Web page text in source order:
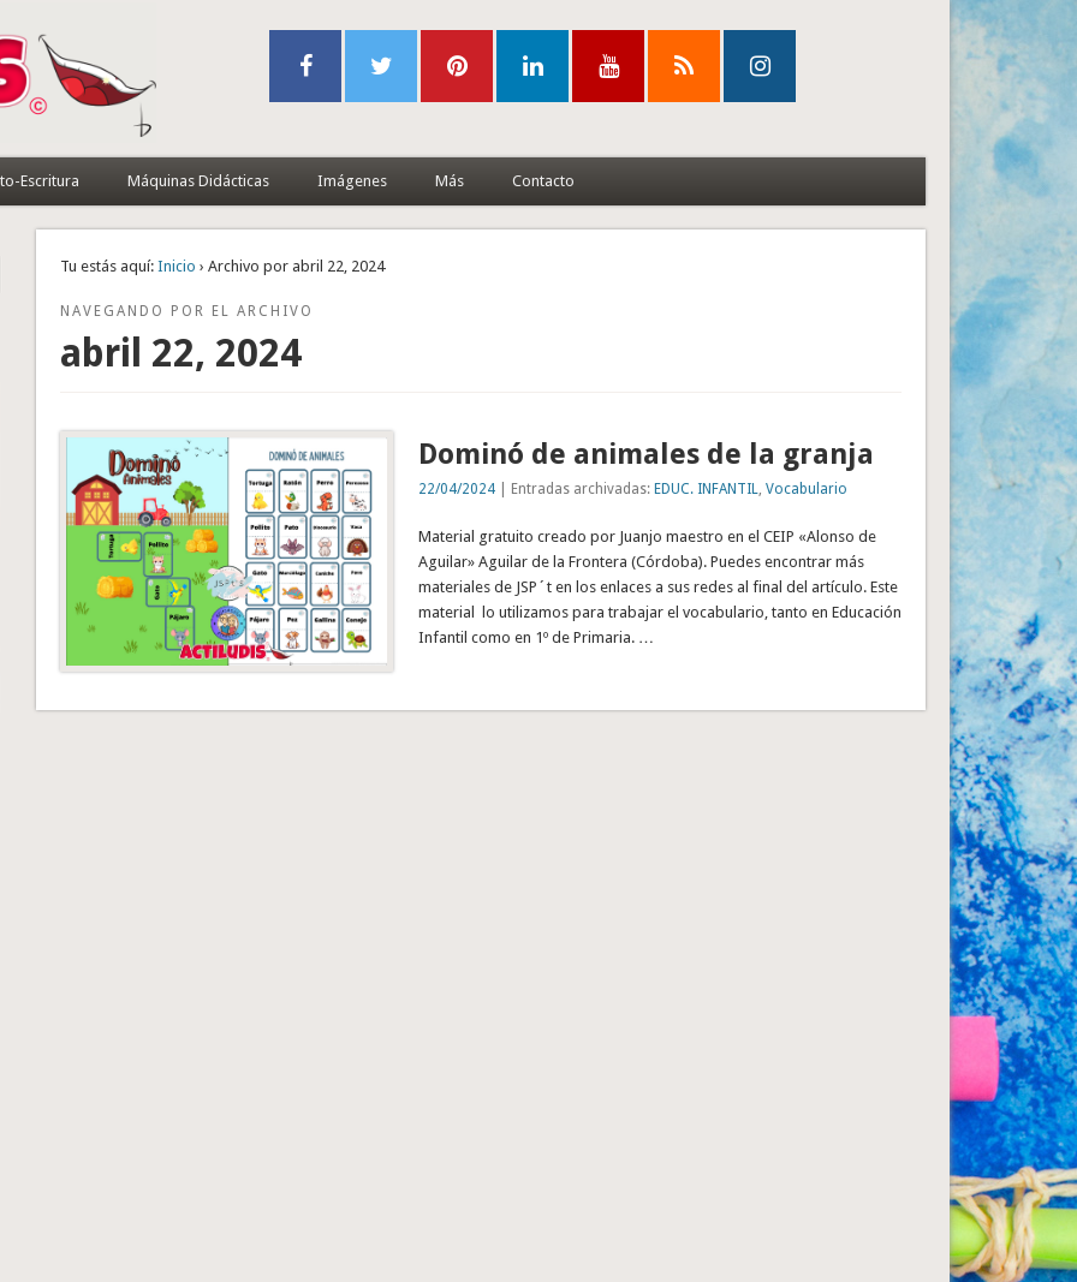
Escritura Máquinas Didácticas Imágenes Más Contacto
Tu estás aquí: Inicio › Archivo por abril 22, 2024
NAVEGANDO POR EL ARCHIVO
abril 22, 2024
Dominó de animales de la granja
22/04/2024| Entradas archivadas: EDUC. INFANTIL Vocabulario
Material gratuito creado por Juanjo maestro en el CEIP «Alonso de
Aguilar» Aguilar de la Frontera (Córdoba). Puedes encontrar más
materiales de JSP´t en los enlaces a sus redes al final del artículo. Este
material lo utilizamos para trabajar el vocabulario, tanto en Educación
Infantil como en 1º de Primaria. …